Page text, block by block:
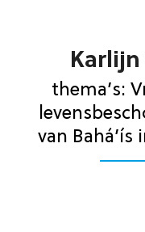
Karlijn
thema’s:
van Bahá’ís